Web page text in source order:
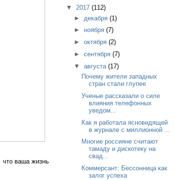
что ваша жизнь
▼ 2017 (112)
► декабря (1)
► ноября (7)
► октября (2)
► сентября (7)
▼ августа (17)
Почему жители западных
стран стали глупее
Ученые рассказали о силе
влияния телефонных
уведом...
Как я работала ясновидящей
в журнале с миллионной ...
Многие россияне считают
тамаду и дискотеку на
свад...
Коммерсант: Бессонница как
залог успеха